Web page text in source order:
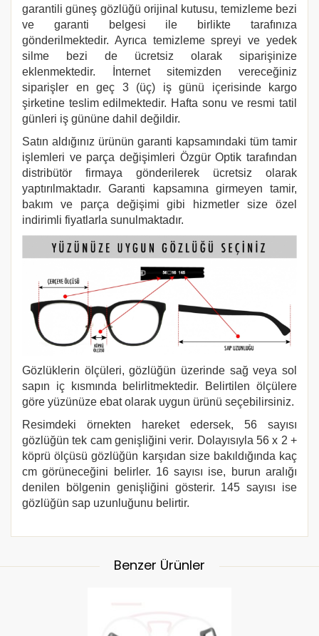
garantili güneş gözlüğü orijinal kutusu, temizleme bezi
ve garanti belgesi ile birlikte tarafınıza
gönderilmektedir. Ayrıca temizleme spreyi ve yedek
silme bezi de ücretsiz olarak siparişinize
eklenmektedir. İnternet sitemizden vereceğiniz
siparişler en geç 3 (üç) iş günü içerisinde kargo
şirketine teslim edilmektedir. Hafta sonu ve resmi tatil
günleri iş gününe dahil değildir.
Satın aldığınız ürünün garanti kapsamındaki tüm tamir
işlemleri ve parça değişimleri Özgür Optik tarafından
distribütör firmaya gönderilerek ücretsiz olarak
yaptırılmaktadır. Garanti kapsamına girmeyen tamir,
bakım ve parça değişimi gibi hizmetler size özel
indirimli fiyatlarla sunulmaktadır.
Gözlüklerin ölçüleri, gözlüğün üzerinde sağ veya sol
sapın iç kısmında belirlitmektedir. Belirtilen ölçülere
göre yüzünüze ebat olarak uygun ürünü seçebilirsiniz.
Resimdeki örnekten hareket edersek, 56 sayısı
gözlüğün tek cam genişliğini verir. Dolayısıyla 56 x 2 +
köprü ölçüsü gözlüğün karşıdan size bakıldığında kaç
cm görüneceğini belirler. 16 sayısı ise, burun aralığı
denilen bölgenin genişliğini gösterir. 145 sayısı ise
gözlüğün sap uzunluğunu belirtir.
Benzer Ürünler